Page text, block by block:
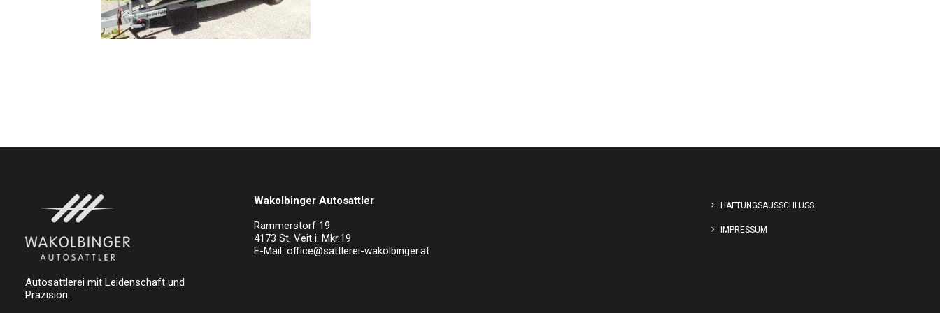
Autosattlerei mit Leidenschaft und
Präzision.
Wakolbinger Autosattler
Rammerstorf 19
4173 St. Veit i. Mkr.19
E-Mail: office@sattlerei-wakolbinger.at
HAFTUNGSAUSSCHLUSS
IMPRESSUM